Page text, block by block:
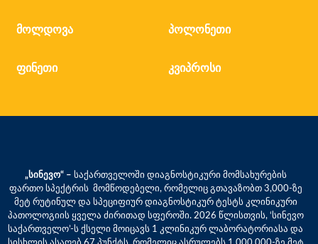
მოლდოვა პოლონეთი
ფინეთი კვიპროსი
„სინევო“ – საქართველოში დიაგნოსტიკური მომსახურების
ფართო სპექტრის მომწოდებელი, რომელიც გთავაზობთ 3,000-ზე
მეტ რუტინულ და სპეციფიურ დიაგნოსტიკურ ტესტს კლინიკური
პათოლოგიის ყველა ძირითად სფეროში. 2026 წლისთვის, ‘სინევო
საქართველო’-ს ქსელი მოიცავს 1 კლინიკურ ლაბორატორიასა და